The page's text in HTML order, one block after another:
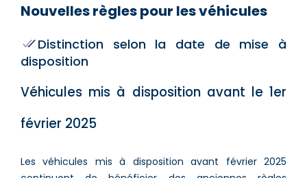
Nouvelles règles pour les véhicules
Distinction selon la date de mise à
disposition
Véhicules mis à disposition avant le 1er
février 2025
Les véhicules mis à disposition avant février 2025